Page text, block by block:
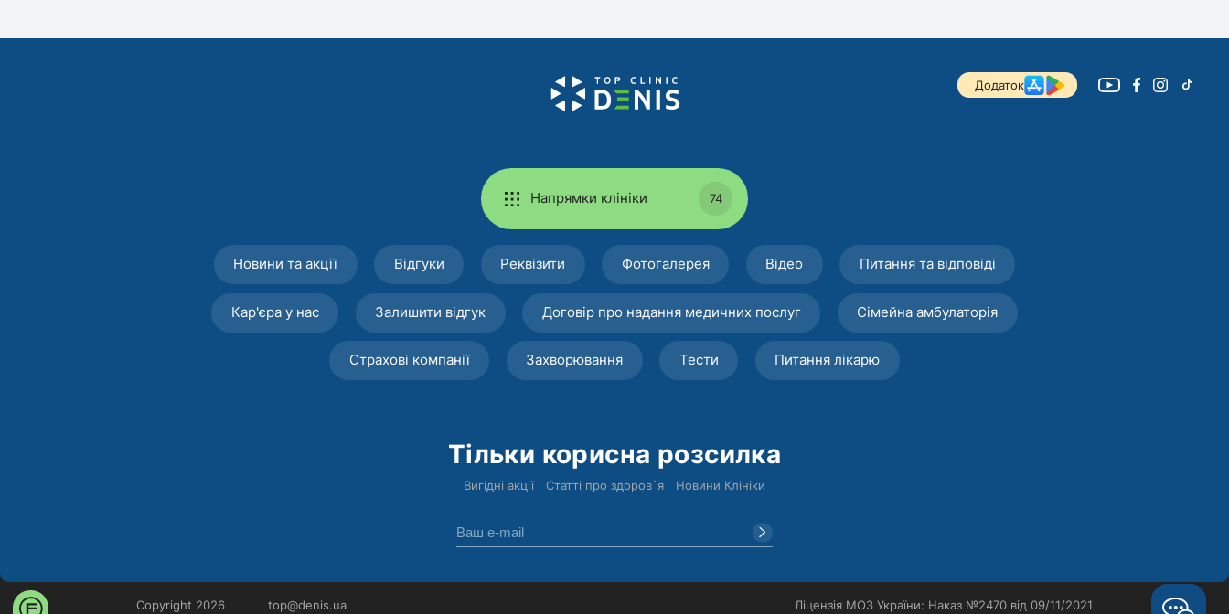
Додаток
Напрямки клініки 74
Новини та акції Відгуки Реквізити Фотогалерея Відео Питання та відповіді
Кар'єра у нас Залишити відгук Договір про надання медичних послуг Сімейна амбулаторія
Страхові компанії Захворювання Тести Питання лікарю
Тільки корисна розсилка
Вигідні акції Статті про здоров`я Новини Клініки
Copyright 2026 top@denis.ua Ліцензія МОЗ України: Наказ №2470 від 09/11/2021